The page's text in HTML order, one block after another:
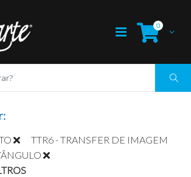
0
TTR6 - TRANSFER DE IMAGEM